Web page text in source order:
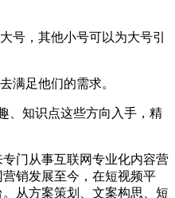
，其他小号可以为大号引
足他们的需求。
知识点这些方向入手，精
门从事互联网专业化内容营
销发展至今，在短视频平
从方案策划、文案构思、短